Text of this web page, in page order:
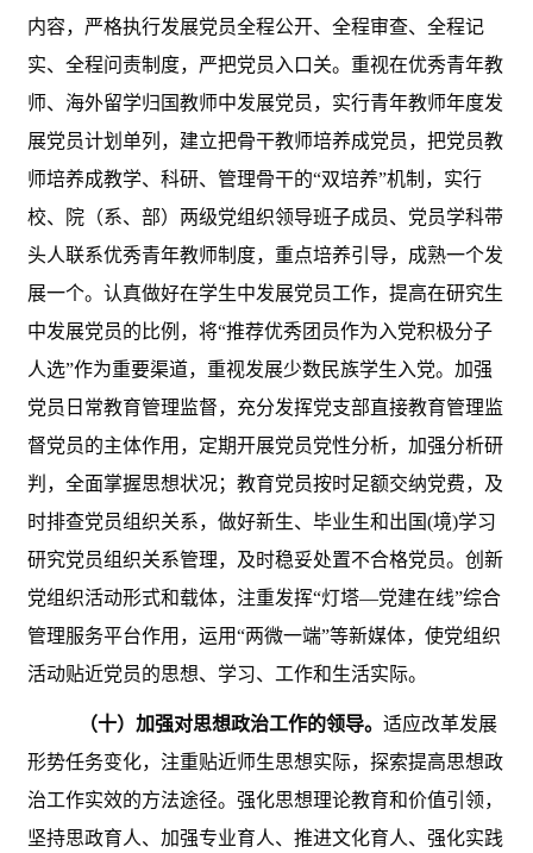
内容，严格执行发展党员全程公开、全程审查、全程记
实、全程问责制度，严把党员入口关。重视在优秀青年教
师、海外留学归国教师中发展党员，实行青年教师年度发
展党员计划单列，建立把骨干教师培养成党员，把党员教
师培养成教学、科研、管理骨干的“双培养”机制，实行
校、院（系、部）两级党组织领导班子成员、党员学科带
头人联系优秀青年教师制度，重点培养引导，成熟一个发
展一个。认真做好在学生中发展党员工作，提高在研究生
中发展党员的比例，将“推荐优秀团员作为入党积极分子
人选”作为重要渠道，重视发展少数民族学生入党。加强
党员日常教育管理监督，充分发挥党支部直接教育管理监
督党员的主体作用，定期开展党员党性分析，加强分析研
判，全面掌握思想状况；教育党员按时足额交纳党费，及
时排查党员组织关系，做好新生、毕业生和出国(境)学习
研究党员组织关系管理，及时稳妥处置不合格党员。创新
党组织活动形式和载体，注重发挥“灯塔—党建在线”综合
管理服务平台作用，运用“两微一端”等新媒体，使党组织
活动贴近党员的思想、学习、工作和生活实际。
（十）加强对思想政治工作的领导。适应改革发展
形势任务变化，注重贴近师生思想实际，探索提高思想政
治工作实效的方法途径。强化思想理论教育和价值引领，
坚持思政育人、加强专业育人、推进文化育人、强化实践